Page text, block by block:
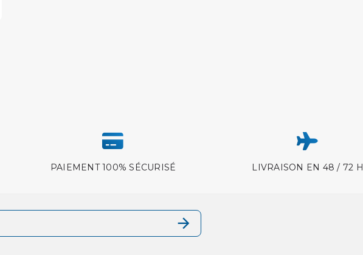
PAIEMENT 100% SÉCURISÉ LIVRAISON EN 48 / 72 H